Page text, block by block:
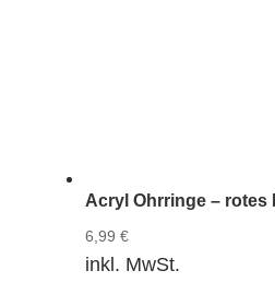
Acryl Ohrringe – rotes
6,99 €
inkl. MwSt.